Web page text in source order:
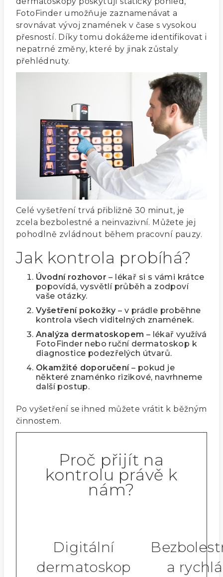
FotoFinder umožňuje zaznamenávat a
srovnávat vývoj znamének v čase s vysokou
přesností. Díky tomu dokážeme identifikovat i
nepatrné změny, které by jinak zůstaly
přehlédnuty.
Celé vyšetření trvá přibližně 30 minut, je
zcela bezbolestné a neinvazivní. Můžete jej
pohodlně zvládnout během pracovní pauzy.
Jak kontrola probíhá?
Úvodní rozhovor – lékař si s vámi krátce
popovídá, vysvětlí průběh a zodpoví
vaše otázky.
Vyšetření pokožky – v prádle proběhne
kontrola všech viditelných znamének.
Analýza dermatoskopem – lékař využívá
FotoFinder nebo ruční dermatoskop k
diagnostice podezřelých útvarů.
Okamžité doporučení – pokud je
některé znaménko rizikové, navrhneme
další postup.
Po vyšetření se ihned můžete vrátit k běžným
činnostem.
Proč přijít na
kontrolu právě k
nám?
Digitální
dermatoskop
a rychlá